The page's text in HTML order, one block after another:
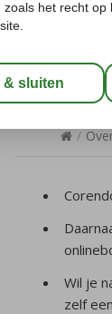
/
Wil je
zelf